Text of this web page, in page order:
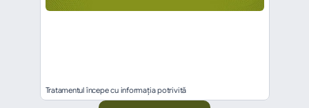
Tratamentul începe cu informația potrivită